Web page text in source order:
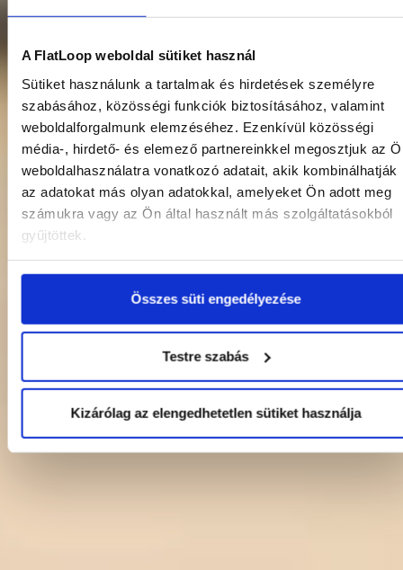
A FlatLoop weboldal sütiket használ
Sütiket használunk a tartalmak és hirdetések személyre
szabásához, közösségi funkciók biztosításához, valamint
weboldalforgalmunk elemzéséhez. Ezenkívül közösségi
média-, hirdető- és elemező partnereinkkel megosztjuk az
weboldalhasználatra vonatkozó adatait, akik kombinálhatják
az adatokat más olyan adatokkal, amelyeket Ön adott meg
számukra vagy az Ön által használt más szolgáltatásokból
gyűjtöttek.
Összes süti engedélyezése
Testre szabás
Kizárólag az elengedhetetlen sütiket használja
Ez az ultrakönnyű bumeráng meglepő
és szórakoztató élményt nyújt
otthonodban.
Tovább a megrendeléshez
Bővebben